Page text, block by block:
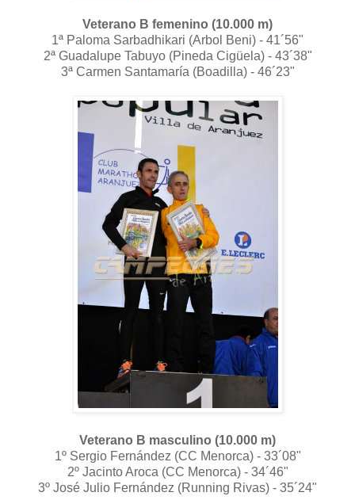
Veterano B femenino (10.000 m)
1ª Paloma Sarbadhikari (Arbol Beni) - 41´56"
2ª Guadalupe Tabuyo (Pineda Cigüela) - 43´38"
3ª Carmen Santamaría (Boadilla) - 46´23"
Veterano B masculino (10.000 m)
1º Sergio Fernández (CC Menorca) - 33´08"
2º Jacinto Aroca (CC Menorca) - 34´46"
3º José Julio Fernández (Running Rivas) - 35´24"